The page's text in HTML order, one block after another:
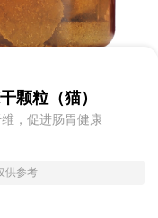
颗粒（猫）
，促进肠胃健康
供参考